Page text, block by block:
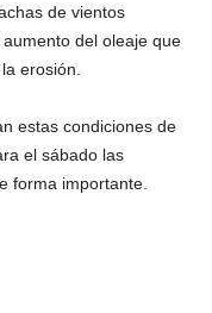
de vientos
del oleaje que
erosión.
estas condiciones de
el sábado las
forma importante.